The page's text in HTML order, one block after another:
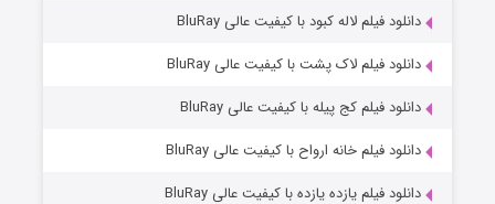
دانلود فیلم لاله کبود با کیفیت عالی BluRay
دانلود فیلم لاک پشت با کیفیت عالی BluRay
دانلود فیلم کج‌ پیله با کیفیت عالی BluRay
دانلود فیلم خانه ارواح با کیفیت عالی BluRay
دانلود فیلم یازده یازده با کیفیت عالی BluRay